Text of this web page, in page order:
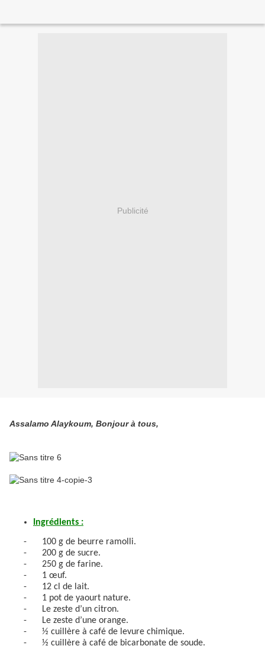
Publicité
Assalamo Alaykoum, Bonjour à tous,
Ingrédients :
-
100 g de beurre ramolli.
-
200 g de sucre.
-
250 g de farine.
-
1 œuf.
-
12 cl de lait.
-
1 pot de yaourt nature.
-
Le zeste d’un citron.
-
Le zeste d’une orange.
-
½ cuillère à café de levure chimique.
-
½ cuillère à café de bicarbonate de soude.